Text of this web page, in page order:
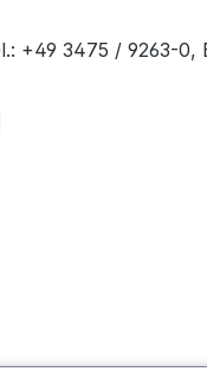
+49 3475 / 9263-